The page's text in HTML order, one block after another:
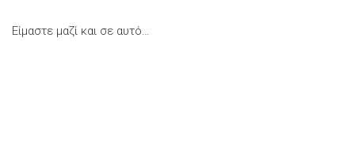
Είμαστε μαζί και σε αυτό…